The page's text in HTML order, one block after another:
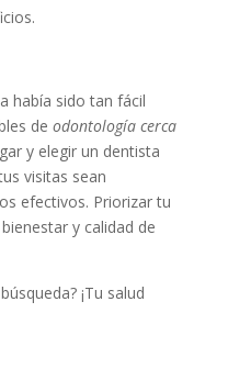
había sido tan fácil
de odontología cerca
y elegir un dentista
visitas sean
efectivos. Priorizar tu
y calidad de
¡Tu salud